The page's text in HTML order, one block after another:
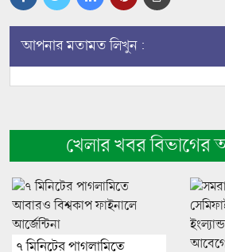
আপনার মতামত লিখুন :
খেলার খবর
৭ মিনিটের পাগলামিতে